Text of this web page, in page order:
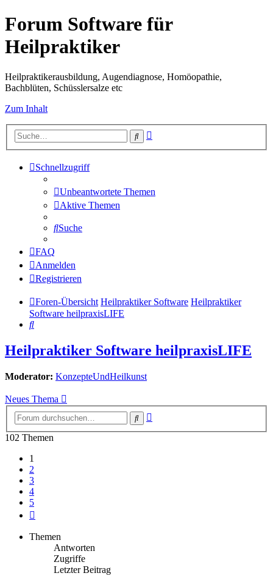
Forum Software für
Heilpraktiker
Heilpraktikerausbildung, Augendiagnose, Homöopathie,
Bachblüten, Schüsslersalze etc
Zum Inhalt
Suche
Schnellzugriff
Unbeantwortete Themen
Aktive Themen
Suche
FAQ
Anmelden
Registrieren
Foren-Übersicht Heilpraktiker Software Heilpraktiker
Software heilpraxisLIFE
Suche
Heilpraktiker Software heilpraxisLIFE
Moderator: KonzepteUndHeilkunst
Neues Thema
Suche
102 Themen
1
2
3
4
5
Themen
Antworten
Zugriffe
Letzter Beitrag